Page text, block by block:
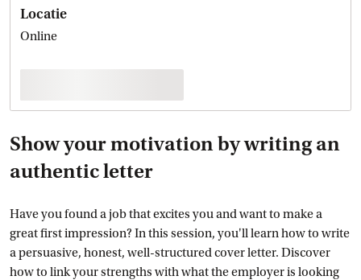
Locatie
Online
Show your motivation by writing an
authentic letter
Have you found a job that excites you and want to make a
great first impression? In this session, you'll learn how to write
a persuasive, honest, well-structured cover letter. Discover
how to link your strengths with what the employer is looking